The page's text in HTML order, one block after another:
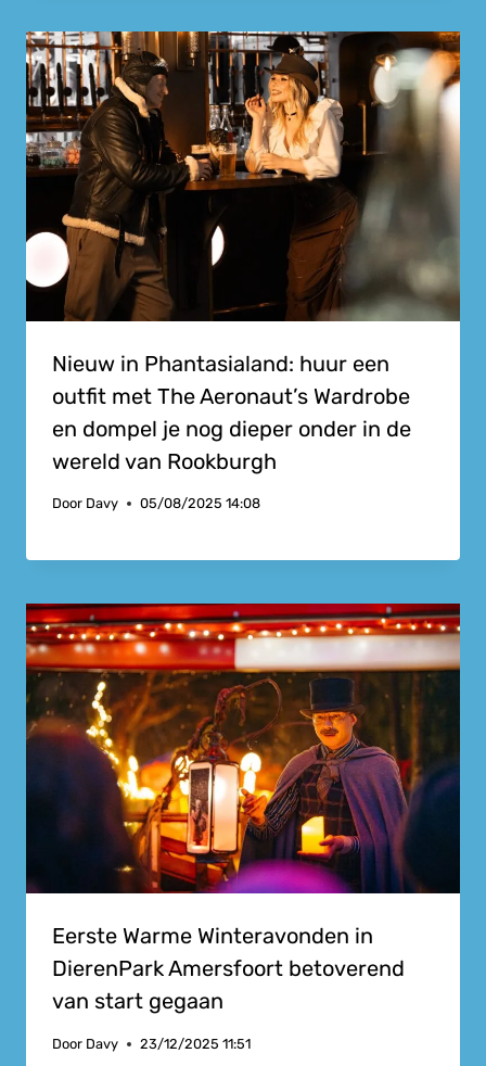
Nieuw in Phantasialand: huur een
outfit met The Aeronaut’s Wardrobe
en dompel je nog dieper onder in de
wereld van Rookburgh
Door Davy 05/08/2025 14:08
Eerste Warme Winteravonden in
DierenPark Amersfoort betoverend
van start gegaan
Door Davy 23/12/2025 11:51